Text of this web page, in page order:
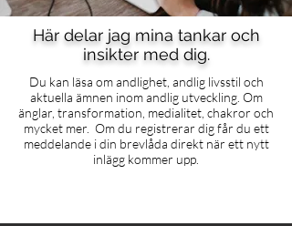
Här delar jag mina tankar och
insikter med dig.
Du kan läsa om andlighet, andlig livsstil och
aktuella ämnen inom andlig utveckling. Om
änglar, transformation, medialitet, chakror och
mycket mer. Om du registrerar dig får du ett
meddelande i din brevlåda direkt när ett nytt
inlägg kommer upp.